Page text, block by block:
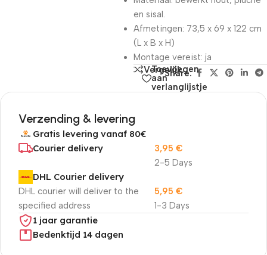
en sisal.
Afmetingen: 73,5 x 69 x 122 cm
(L x B x H)
Montage vereist: ja
Vergelijk
Toevoegen
aan
verlanglijstje
Share:
Verzending & levering
Gratis levering vanaf 80€
Courier delivery
2-5 Days
3,95 €
DHL Courier delivery
DHL courier will deliver to the
specified address
1-3 Days
5,95 €
1 jaar garantie
Bedenktijd 14 dagen